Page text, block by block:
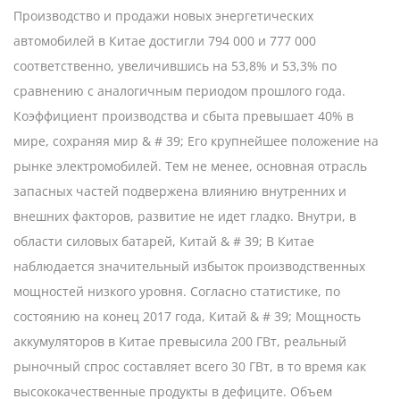
Производство и продажи новых энергетических
автомобилей в Китае достигли 794 000 и 777 000
соответственно, увеличившись на 53,8% и 53,3% по
сравнению с аналогичным периодом прошлого года.
Коэффициент производства и сбыта превышает 40% в
мире, сохраняя мир & # 39; Его крупнейшее положение на
рынке электромобилей. Тем не менее, основная отрасль
запасных частей подвержена влиянию внутренних и
внешних факторов, развитие не идет гладко. Внутри, в
области силовых батарей, Китай & # 39; В Китае
наблюдается значительный избыток производственных
мощностей низкого уровня. Согласно статистике, по
состоянию на конец 2017 года, Китай & # 39; Мощность
аккумуляторов в Китае превысила 200 ГВт, реальный
рыночный спрос составляет всего 30 ГВт, в то время как
высококачественные продукты в дефиците. Объем